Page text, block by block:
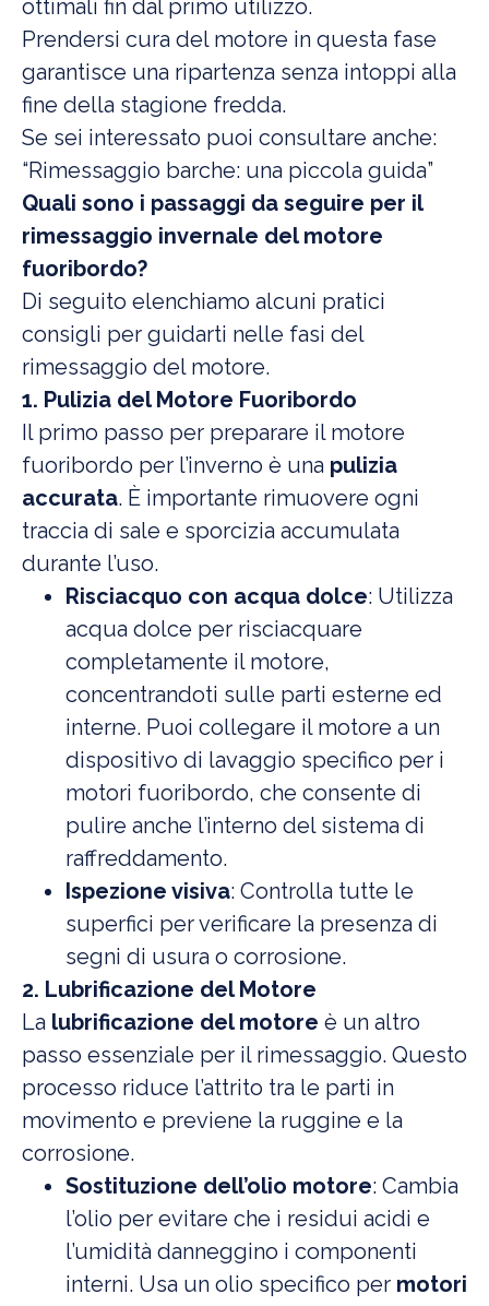
ottimali fin dal primo utilizzo.
Prendersi cura del motore in questa fase
garantisce una ripartenza senza intoppi alla
fine della stagione fredda.
Se sei interessato puoi consultare anche:
“Rimessaggio barche: una piccola guida”
Quali sono i passaggi da seguire per il
rimessaggio invernale del motore
fuoribordo?
Di seguito elenchiamo alcuni pratici
consigli per guidarti nelle fasi del
rimessaggio del motore.
1. Pulizia del Motore Fuoribordo
Il primo passo per preparare il motore
fuoribordo per l’inverno è una pulizia
accurata. È importante rimuovere ogni
traccia di sale e sporcizia accumulata
durante l’uso.
Risciacquo con acqua dolce: Utilizza
acqua dolce per risciacquare
completamente il motore,
concentrandoti sulle parti esterne ed
interne. Puoi collegare il motore a un
dispositivo di lavaggio specifico per i
motori fuoribordo, che consente di
pulire anche l’interno del sistema di
raffreddamento.
Ispezione visiva: Controlla tutte le
superfici per verificare la presenza di
segni di usura o corrosione.
2. Lubrificazione del Motore
La lubrificazione del motore è un altro
passo essenziale per il rimessaggio. Questo
processo riduce l’attrito tra le parti in
movimento e previene la ruggine e la
corrosione.
Sostituzione dell’olio motore: Cambia
l’olio per evitare che i residui acidi e
l’umidità danneggino i componenti
interni. Usa un olio specifico per motori